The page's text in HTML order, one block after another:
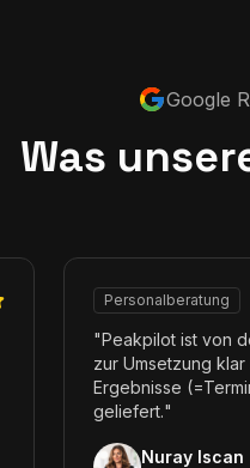
Google
Was
Personalberatung
"Peakpilot ist von
zur Umsetzung
Ergebnisse
geliefert."
Nuray Iscan